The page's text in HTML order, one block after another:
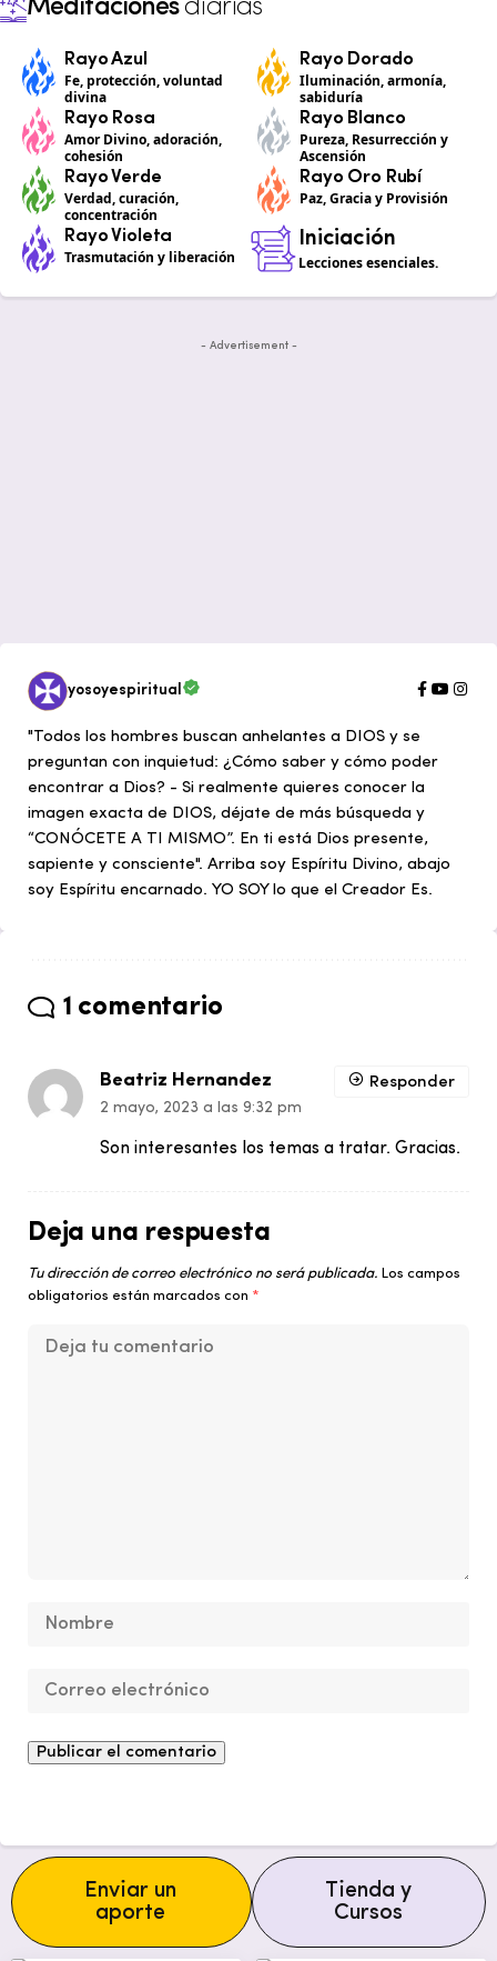
Meditacionesdiarias
Rayo Azul
Fe, protección, voluntad
divina
Rayo Dorado
Iluminación, armonía,
sabiduría
Rayo Rosa
Amor Divino, adoración,
cohesión
Rayo Blanco
Pureza, Resurrección y
Ascensión
Rayo Verde
Verdad, curación,
concentración
Rayo Oro Rubí
Paz, Gracia y Provisión
Rayo Violeta
Trasmutación y liberación
Iniciación
Lecciones esenciales.
- Advertisement -
yosoyespiritual
"Todos los hombres buscan anhelantes a DIOS y se
preguntan con inquietud: ¿Cómo saber y cómo poder
encontrar a Dios? - Si realmente quieres conocer la
imagen exacta de DIOS, déjate de más búsqueda y
“CONÓCETE A TI MISMO”. En ti está Dios presente,
sapiente y consciente". Arriba soy Espíritu Divino, abajo
soy Espíritu encarnado. YO SOY lo que el Creador Es.
1 comentario
Beatriz Hernandez
2 mayo, 2023 a las 9:32 pm
Son interesantes los temas a tratar. Gracias.
Responder
Deja una respuesta
Tu dirección de correo electrónico no será publicada. Los campos
obligatorios están marcados con *
Enviar un
aporte
Tienda y
Cursos